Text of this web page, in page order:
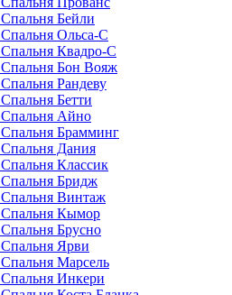
Спальня Бейли
Спальня Ольса-С
Спальня Квадро-С
Спальня Бон Вояж
Спальня Рандеву
Спальня Бетти
Спальня Айно
Спальня Брамминг
Спальня Дания
Спальня Классик
Спальня Бридж
Спальня Винтаж
Спальня Кымор
Спальня Брусно
Спальня Ярви
Спальня Марсель
Спальня Инкери